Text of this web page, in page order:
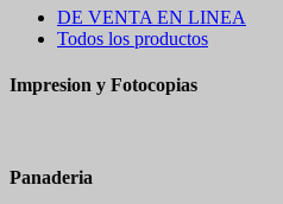
DE VENTA EN LINEA
Todos los productos
Impresion y Fotocopias
Panaderia